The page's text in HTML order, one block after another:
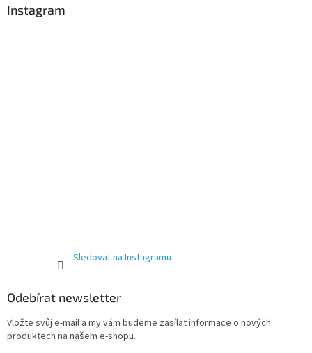
Instagram
Sledovat na Instagramu
Odebírat newsletter
Vložte svůj e-mail a my vám budeme zasílat informace o nových
produktech na našem e-shopu.